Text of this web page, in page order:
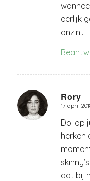
eerlijk
onzin…
Rory
zegt:
17 april
Dol op
herken
dat bij